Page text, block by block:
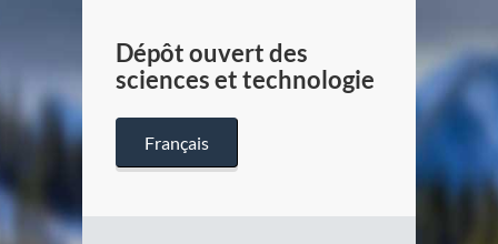
Dépôt ouvert des
sciences et technologie
Français